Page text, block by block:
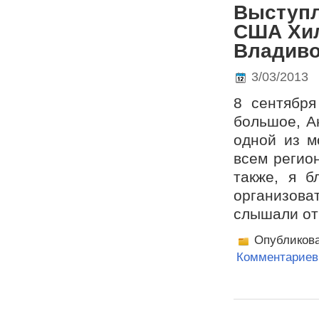
США
3/03/2013
8
большое,
одной из
всем
также, я
слышали